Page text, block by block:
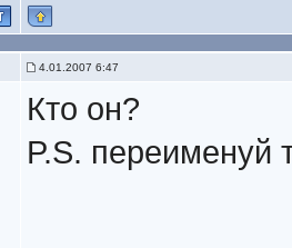
4.01.2007 6:47
Кто он?
P.S. переименуй